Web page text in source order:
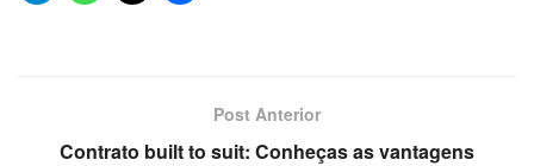
Post Anterior
Contrato built to suit: Conheças as vantagens